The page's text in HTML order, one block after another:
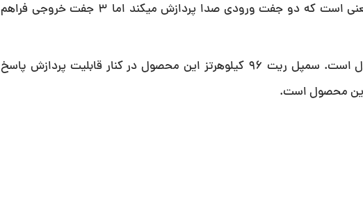
ورودی RCA نیز دارد. اما 6 کاناله بودن این محصول بدین معنی است که دو جفت ورودی صدا پردازش میکند اما 3 جفت خروجی فراهم
ورودی و خروجی کابل اپتیکال نیز از دیگر مزایای این محصول است. سمپل ریت 96 کیلوهرتز این محصول در کنار قابلیت پردازش پاسخ